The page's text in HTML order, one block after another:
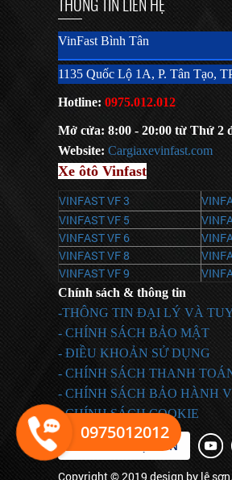
VinFast Bình Tân
1135 Quốc Lộ 1A, P. Tân Tạo,
Hotline: 0975.012.012
Mở cửa: 8:00 - 20:00 từ Thứ 2
Website: Cargiaxevinfast.com
Xe ôtô Vinfast
VINFAST VF 3
VINFAST VF 5
VINFAST VF 6
VINFAST VF 8
VINFAST VF 9
Chính sách & thông tin
-THÔNG TIN ĐẠI LÝ VÀ
- CHÍNH SÁCH BẢO MẬT
- ĐIỀU KHOẢN SỬ DỤNG
- CHÍNH SÁCH THANH
- CHÍNH SÁCH BẢO HÀNH
- CHÍNH SÁCH COOKIE
ĐĂNG KÝ NHẬN TIN
Copyright © 2019 design by lê sơn.
0975012012